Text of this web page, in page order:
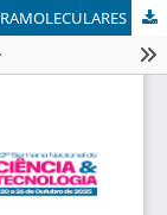
ESTUDO COMPARATIVO DOS ARRANJOS SUPRAMOLECULARES DO MONURON E DIURON POR SUPERFÍCIE HIRSHFELD E TEORIA DO FUNCIONAL DA DENSIDADE ELETRÔNICA.